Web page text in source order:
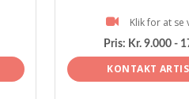
Klik for at se
Pris: Kr. 9.000 -
KONTAKT